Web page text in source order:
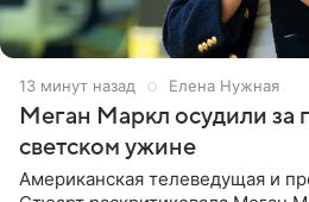
13 минут назад Елена Нужная
Меган Маркл осудили за
светском ужине
Американская телеведущая и